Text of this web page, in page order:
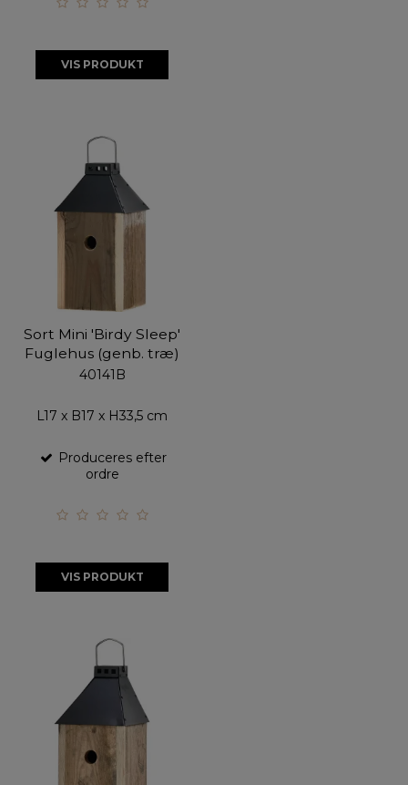
VIS PRODUKT
Sort Mini 'Birdy Sleep'
Fuglehus (genb. træ)
40141B
L17 x B17 x H33,5 cm
Produceres efter
ordre
VIS PRODUKT